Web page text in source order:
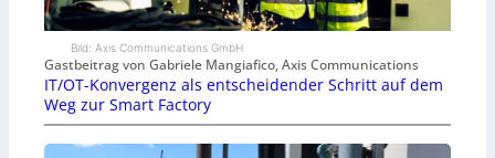
Bild: Axis Communications GmbH
Gastbeitrag von Gabriele Mangiafico, Axis Communications
IT/OT-Konvergenz als entscheidender Schritt auf dem
Weg zur Smart Factory